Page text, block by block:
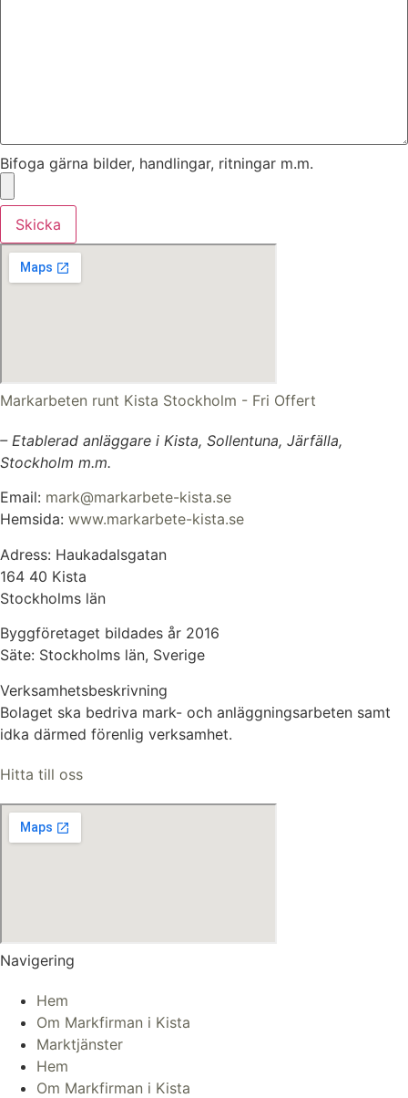
Bifoga gärna bilder, handlingar, ritningar m.m.
Skicka
Markarbeten runt Kista Stockholm - Fri Offert
– Etablerad anläggare i Kista, Sollentuna, Järfälla,
Stockholm m.m.
Email: mark@markarbete-kista.se
Hemsida: www.markarbete-kista.se
Adress: Haukadalsgatan
164 40 Kista
Stockholms län
Byggföretaget bildades år 2016
Säte: Stockholms län, Sverige
Verksamhetsbeskrivning
Bolaget ska bedriva mark- och anläggningsarbeten samt
idka därmed förenlig verksamhet.
Hitta till oss
Navigering
Hem
Om Markfirman i Kista
Marktjänster
Hem
Om Markfirman i Kista